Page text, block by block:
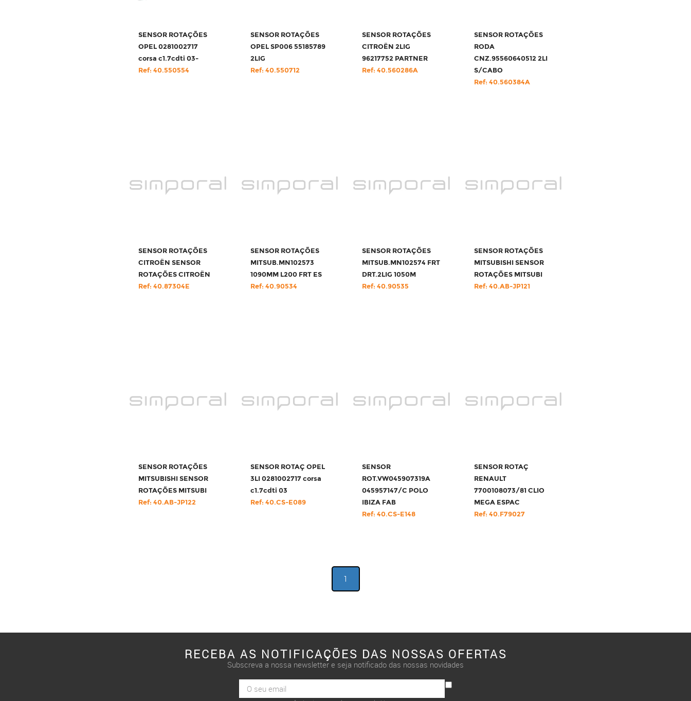
SENSOR ROTAÇÕES
OPEL 0281002717
corsa c1.7cdti 03-
Ref: 40.550554
SENSOR ROTAÇÕES
OPEL SP006 55185789
2LIG
Ref: 40.550712
SENSOR ROTAÇÕES
CITROËN 2LIG
96217752 PARTNER
Ref: 40.560286A
SENSOR ROTAÇÕES
RODA
CNZ.95560640512 2LI
S/CABO
Ref: 40.560384A
SENSOR ROTAÇÕES
CITROËN SENSOR
ROTAÇÕES CITROËN
Ref: 40.87304E
SENSOR ROTAÇÕES
MITSUB.MN102573
1090MM L200 FRT ES
Ref: 40.90534
SENSOR ROTAÇÕES
MITSUB.MN102574 FRT
DRT.2LIG 1050M
Ref: 40.90535
SENSOR ROTAÇÕES
MITSUBISHI SENSOR
ROTAÇÕES MITSUBI
Ref: 40.AB-JP121
SENSOR ROTAÇÕES
MITSUBISHI SENSOR
ROTAÇÕES MITSUBI
Ref: 40.AB-JP122
SENSOR ROTAÇ OPEL
3LI 0281002717 corsa
c1.7cdti 03
Ref: 40.CS-E089
SENSOR
ROT.VW045907319A
045957147/C POLO
IBIZA FAB
Ref: 40.CS-E148
SENSOR ROTAÇ
RENAULT
7700108073/81 CLIO
MEGA ESPAC
Ref: 40.F79027
1
RECEBA AS NOTIFICAÇÕES DAS NOSSAS OFERTAS
Subscreva a nossa newsletter e seja notificado das nossas novidades